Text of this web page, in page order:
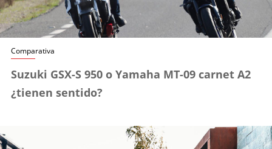
Comparativa
Suzuki GSX-S 950 o Yamaha MT-09 carnet A2
¿tienen sentido?